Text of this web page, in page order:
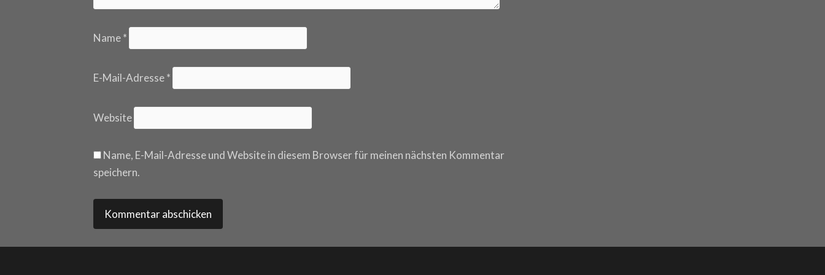
Name*
E-Mail-Adresse*
Website
Name, E-Mail-Adresse und Website in diesem Browser für meinen nächsten Kommentar
speichern.